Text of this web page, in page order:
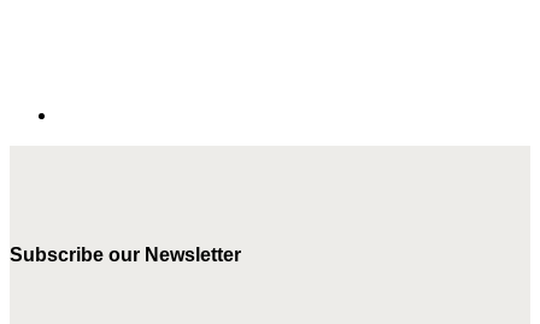
Subscribe our Newsletter